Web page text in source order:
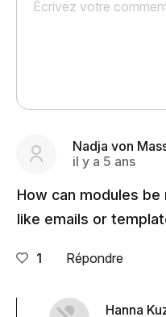
Nadja von
il y a 5 ans
How can modules
like emails or
1 Répondre
Hanna